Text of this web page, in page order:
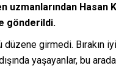
Hasan
gönderildi.
girmedi. Bırakın
yaşayanlar, bu